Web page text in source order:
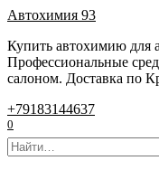
Перейти
содержанию
Автохимия 93
Купить автохимию для
Профессиональные
салоном. Доставка по
+79183144637
0
Search
for: